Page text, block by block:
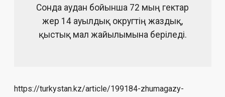
Сонда аудан бойынша 72 мың гектар
жер 14 ауылдық округтің жаз­дық,
қыстық мал жайылымына беріледі.
https://turkystan.kz/article/199184-zhumagazy-